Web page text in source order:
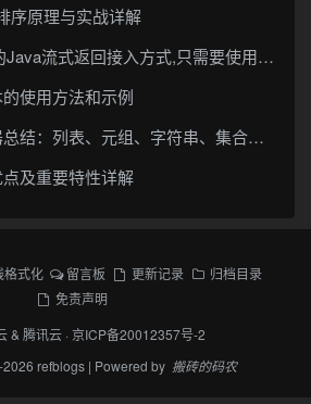
序原理与实战详解
,只需要使用Spring Boot！轻松构建你的带有聊天记忆、画图功能的chatgpt！
使用方法和示例
：列表、元组、字符串、集合和字典
及重要特性详解
格式化 留言板 更新记录
归档目录
免责声明
& 腾讯云 ·京ICP备20012357号-2
refblogs | Powered by 搬砖的码农